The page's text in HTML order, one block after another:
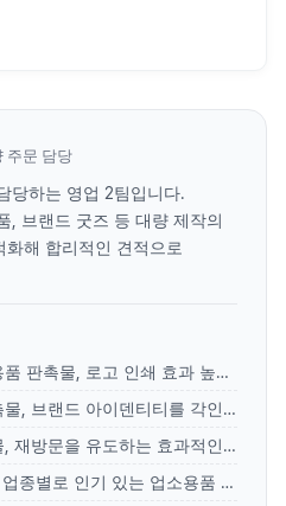
주문 담당
당하는 영업 2팀입니다.
, 브랜드 굿즈 등 대량 제작의
화해 합리적인 견적으로
실용적인 주방용품 판촉물, 로고 인쇄 효과 높이는 법
사무용잡화 판촉물, 브랜드 아이덴티티를 각인하는 방법
미용용품 판촉물, 재방문을 유도하는 효과적인 활용 전략
카페, 미용실 등 업종별로 인기 있는 업소용품 리스트